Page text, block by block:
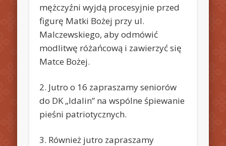
mężczyźni wyjdą procesyjnie przed
figurę Matki Bożej przy ul.
Malczewskiego, aby odmówić
modlitwę różańcową i zawierzyć się
Matce Bożej.
2. Jutro o 16 zapraszamy seniorów
do DK „Idalin” na wspólne śpiewanie
pieśni patriotycznych.
3. Również jutro zapraszamy